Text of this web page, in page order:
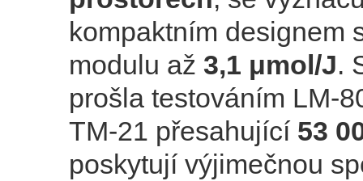
kompaktním designem
modulu až 3,1 μmol/J.
prošla testováním LM-
TM-21 přesahující 53
poskytují výjimečnou